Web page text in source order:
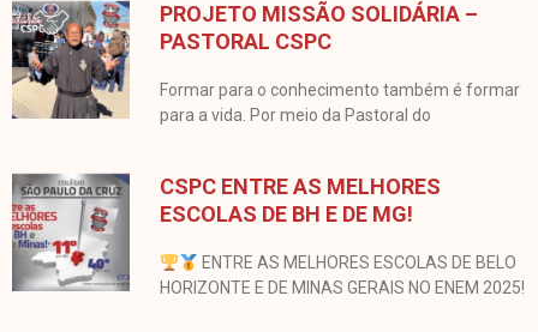
PROJETO MISSÃO SOLIDÁRIA –
PASTORAL CSPC
Formar para o conhecimento também é formar
para a vida. Por meio da Pastoral do
CSPC ENTRE AS MELHORES
ESCOLAS DE BH E DE MG!
ENTRE AS MELHORES ESCOLAS DE BELO
HORIZONTE E DE MINAS GERAIS NO ENEM 2025!